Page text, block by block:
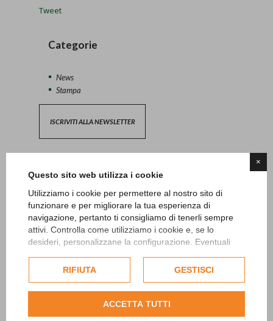
×
Questo sito web utilizza i cookie
Utilizziamo i cookie per permettere al nostro sito di
funzionare e per migliorare la tua esperienza di
navigazione, pertanto ti consigliamo di tenerli sempre
attivi. Controlla come utilizziamo i cookie e, se lo
desideri, personalizzane la configurazione. Eventuali
esclusivamente previa acquisizione del consenso
RIFIUTA GESTISCI
ACCETTA TUTTI
Tweet
Categorie
News
Stampa
ISCRIVITI ALLA NEWSLETTER
Altri post
Lunedì 20 e martedì 21 aprile carotatura green
13/04/2026 - News
27/06/2024 - News
“Ryder SFIDA women vs men”
15/05/2024 - News